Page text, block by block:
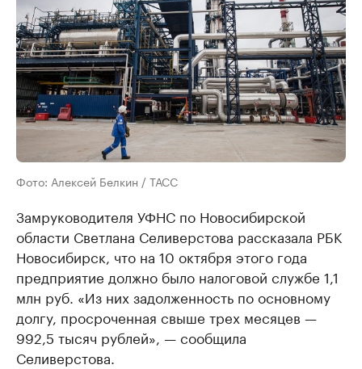
Фото: Алексей Белкин / ТАСС
Замруководителя УФНС по Новосибирской
области Светлана Селиверстова рассказала РБК
Новосибирск, что на 10 октября этого года
предприятие должно было налоговой службе 1,1
млн руб. «Из них задолженность по основному
долгу, просроченная свыше трех месяцев —
992,5 тысяч рублей», — сообщила
Селиверстова.